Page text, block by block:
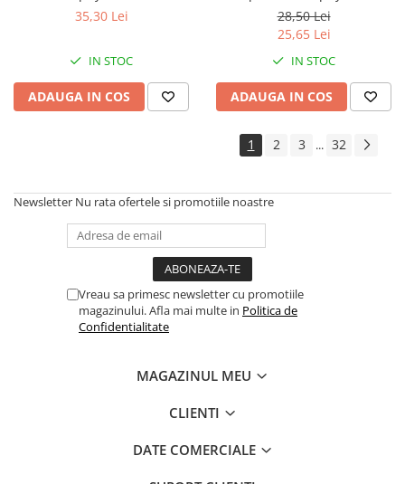
35,30 Lei
IN STOC
ADAUGA IN COS
28,50 Lei
25,65 Lei
IN STOC
ADAUGA IN COS
1 2 3 ... 32
Newsletter Nu rata ofertele si promotiile noastre
Vreau sa primesc newsletter cu promotiile
magazinului. Afla mai multe in Politica de
Confidentialitate
MAGAZINUL MEU
CLIENTI
DATE COMERCIALE